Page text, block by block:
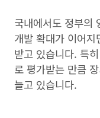
국내에서도 정부의
개발 확대가 이어
받고 있습니다. 특
로 평가받는 만큼
늘고 있습니다.